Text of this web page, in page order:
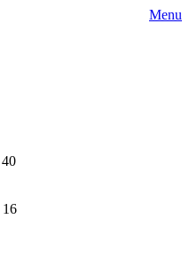
Menu
40
16